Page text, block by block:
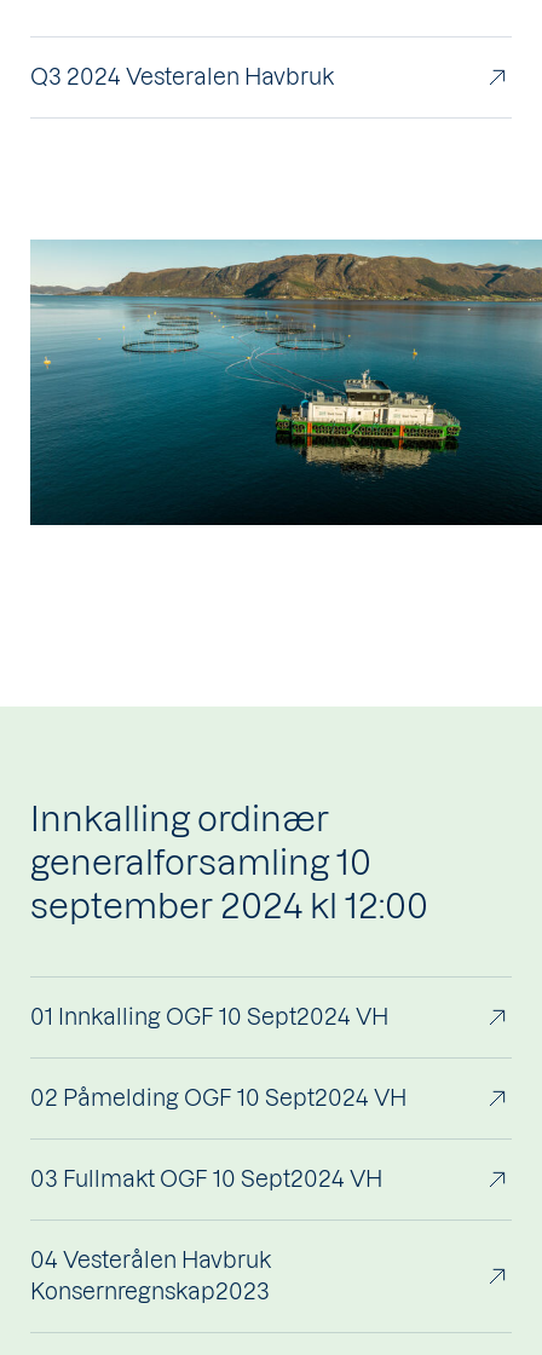
Q3 2024 Vesteralen Havbruk
Innkalling ordinær
generalforsamling 10
september 2024 kl 12:00
01 Innkalling OGF 10 Sept2024 VH
02 Påmelding OGF 10 Sept2024 VH
03 Fullmakt OGF 10 Sept2024 VH
04 Vesterålen Havbruk
Konsernregnskap2023